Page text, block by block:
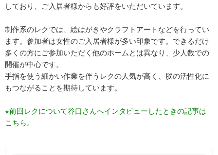
しており、ご入居者様からも好評をいただいています。
制作系のレクでは、絵はがきやクラフトアートなどを行ってい
ます。参加者は女性のご入居者様が多い印象です。できるだけ
多くの方にご参加いただく他のホームとは異なり、少人数での
開催が中心です。
手指を使う細かい作業を伴うレクの人気が高く、脳の活性化に
もつながることを期待しています。
※前回レクについて谷口さんへインタビューしたときの記事は
こちら。